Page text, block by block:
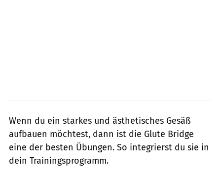
Wenn du ein starkes und ästhetisches Gesäß
aufbauen möchtest, dann ist die Glute Bridge
eine der besten Übungen. So integrierst du sie in
dein Trainingsprogramm.